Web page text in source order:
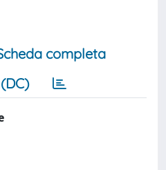
completa